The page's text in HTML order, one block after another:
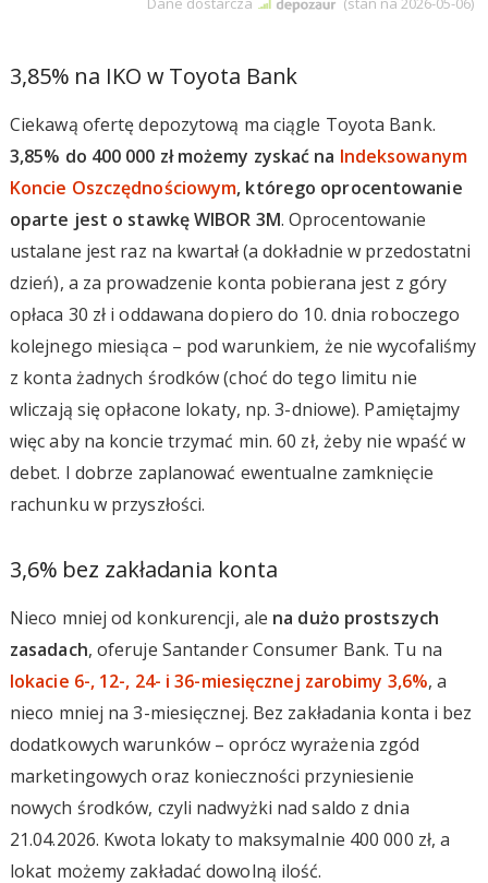
3,85% na IKO w Toyota Bank
Ciekawą ofertę depozytową ma ciągle Toyota Bank.
3,85% do 400 000 zł możemy zyskać na Indeksowanym
Koncie Oszczędnościowym, którego oprocentowanie
oparte jest o stawkę WIBOR 3M. Oprocentowanie
ustalane jest raz na kwartał (a dokładnie w przedostatni
dzień), a za prowadzenie konta pobierana jest z góry
opłaca 30 zł i oddawana dopiero do 10. dnia roboczego
kolejnego miesiąca – pod warunkiem, że nie wycofaliśmy
z konta żadnych środków (choć do tego limitu nie
wliczają się opłacone lokaty, np. 3-dniowe). Pamiętajmy
więc aby na koncie trzymać min. 60 zł, żeby nie wpaść w
debet. I dobrze zaplanować ewentualne zamknięcie
rachunku w przyszłości.
3,6% bez zakładania konta
Nieco mniej od konkurencji, ale na dużo prostszych
zasadach, oferuje Santander Consumer Bank. Tu na
lokacie 6-, 12-, 24- i 36-miesięcznej zarobimy 3,6%, a
nieco mniej na 3-miesięcznej. Bez zakładania konta i bez
dodatkowych warunków – oprócz wyrażenia zgód
marketingowych oraz konieczności przyniesienie
nowych środków, czyli nadwyżki nad saldo z dnia
21.04.2026. Kwota lokaty to maksymalnie 400 000 zł, a
lokat możemy zakładać dowolną ilość.